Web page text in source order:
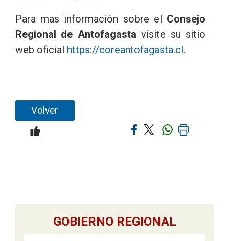
Para mas información sobre el Consejo
Regional de Antofagasta visite su sitio
web oficial https://coreantofagasta.cl.
Volver
GOBIERNO REGIONAL